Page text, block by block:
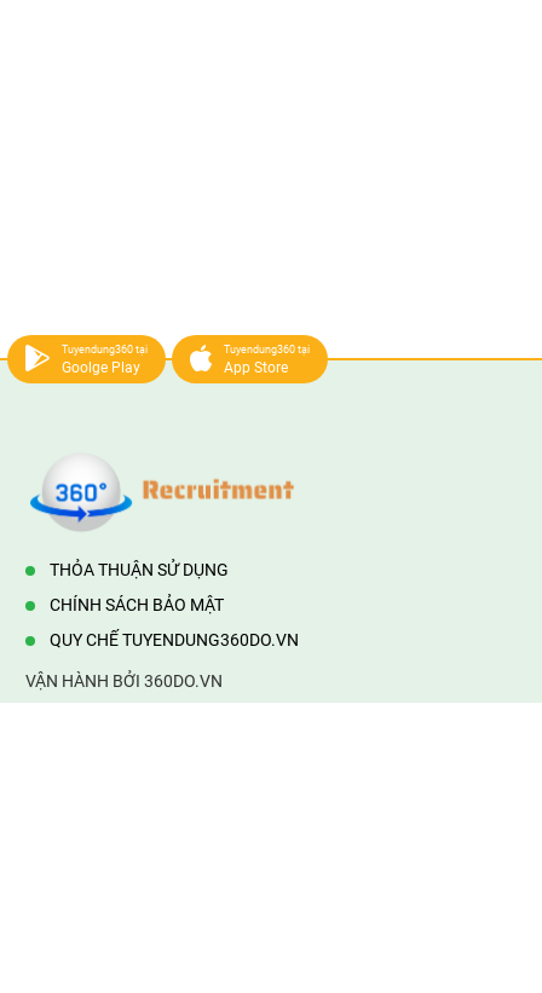
Tuyendung360 tại
Goolge Play
Tuyendung360 tại
App Store
THỎA THUẬN SỬ DỤNG
CHÍNH SÁCH BẢO MẬT
QUY CHẾ TUYENDUNG360DO.VN
VẬN HÀNH BỞI 360DO.VN